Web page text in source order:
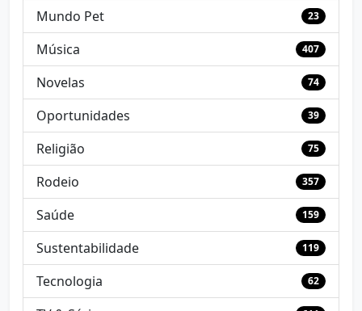
Mundo Pet 23
Música 407
Novelas 74
Oportunidades 39
Religião 75
Rodeio 357
Saúde 159
Sustentabilidade 119
Tecnologia 62